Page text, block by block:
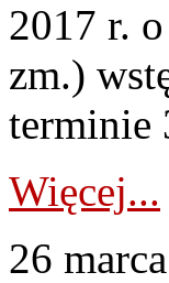
2017 r.
zm.)
terminie
Więcej...
26